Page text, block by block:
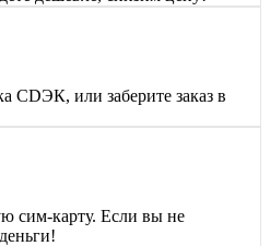
CDЭК, или заберите заказ в
сим-карту. Если вы не